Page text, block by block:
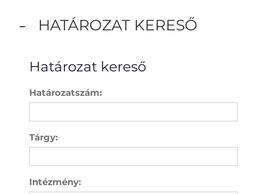
HATÁROZAT KERESŐ
Határozat kereső
Határozatszám:
Tárgy:
Intézmény: